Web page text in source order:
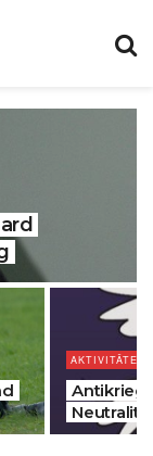
AKTIVITÄTEN